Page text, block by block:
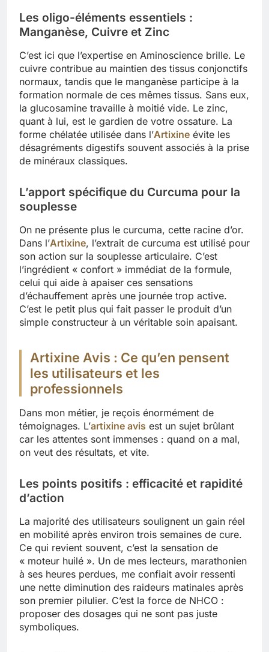
Les oligo-éléments essentiels :
Manganèse, Cuivre et Zinc
C’est ici que l’expertise en Aminoscience brille. Le
cuivre contribue au maintien des tissus conjonctifs
normaux, tandis que le manganèse participe à la
formation normale de ces mêmes tissus. Sans eux,
la glucosamine travaille à moitié vide. Le zinc,
quant à lui, est le gardien de votre ossature. La
forme chélatée utilisée dans l’Artixine évite les
désagréments digestifs souvent associés à la prise
de minéraux classiques.
L’apport spécifique du Curcuma pour la
souplesse
On ne présente plus le curcuma, cette racine d’or.
Dans l’Artixine, l’extrait de curcuma est utilisé pour
son action sur la souplesse articulaire. C’est
l’ingrédient « confort » immédiat de la formule,
celui qui aide à apaiser ces sensations
d’échauffement après une journée trop active.
C’est le petit plus qui fait passer le produit d’un
simple constructeur à un véritable soin apaisant.
Artixine Avis : Ce qu’en pensent
les utilisateurs et les
professionnels
Dans mon métier, je reçois énormément de
témoignages. L’artixine avis est un sujet brûlant
car les attentes sont immenses : quand on a mal,
on veut des résultats, et vite.
Les points positifs : efficacité et rapidité
d’action
La majorité des utilisateurs soulignent un gain réel
en mobilité après environ trois semaines de cure.
Ce qui revient souvent, c’est la sensation de
« moteur huilé ». Un de mes lecteurs, marathonien
à ses heures perdues, me confiait avoir ressenti
une nette diminution des raideurs matinales après
son premier pilulier. C’est la force de NHCO :
proposer des dosages qui ne sont pas juste
symboliques.